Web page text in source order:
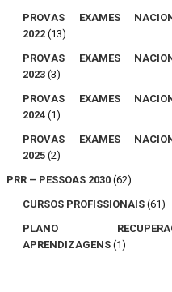
PROVAS EXAMES
2022 (13)
PROVAS EXAMES
2023 (3)
PROVAS EXAMES
2024 (1)
PROVAS EXAMES
2025 (2)
PRR – PESSOAS 2030 (62)
CURSOS PROFISSIONAIS (61)
PLANO
APRENDIZAGENS (1)